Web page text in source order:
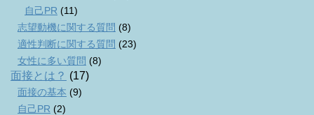
自己PR (11)
志望動機に関する質問 (8)
適性判断に関する質問 (23)
女性に多い質問 (8)
面接とは？ (17)
面接の基本 (9)
自己PR (2)